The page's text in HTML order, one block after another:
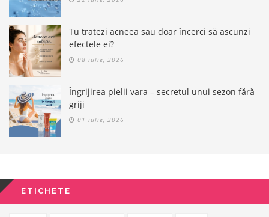
Tu tratezi acneea sau doar încerci să ascunzi
efectele ei?
08 iulie, 2026
Îngrijirea pielii vara – secretul unui sezon fără
griji
01 iulie, 2026
ETICHETE